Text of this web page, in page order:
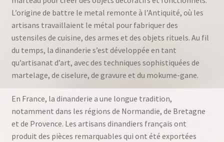
L’origine de battre le metal remonte à l’Antiquité, où les
artisans travaillaient le métal pour fabriquer des
ustensiles de cuisine, des armes et des objets rituels. Au fil
du temps, la dinanderie s’est développée en tant
qu’artisanat d’art, avec des techniques sophistiquées de
martelage, de ciselure, de gravure et du mokume-gane.
En France, la dinanderie a une longue tradition,
notamment dans les régions de Normandie, de Bretagne
et de Provence. Les artisans dinandiers français ont
produit des pièces remarquables qui ont été exportées